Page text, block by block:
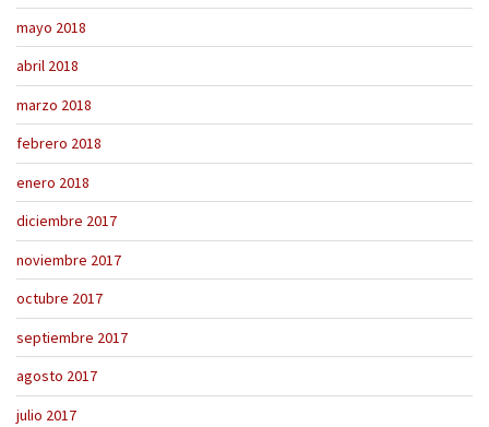
mayo 2018
abril 2018
marzo 2018
febrero 2018
enero 2018
diciembre 2017
noviembre 2017
octubre 2017
septiembre 2017
agosto 2017
julio 2017